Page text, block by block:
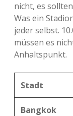
nicht, es
Was ein
jeder selbst.
müssen es
Anhaltspunkt.
Stadt
Bangkok